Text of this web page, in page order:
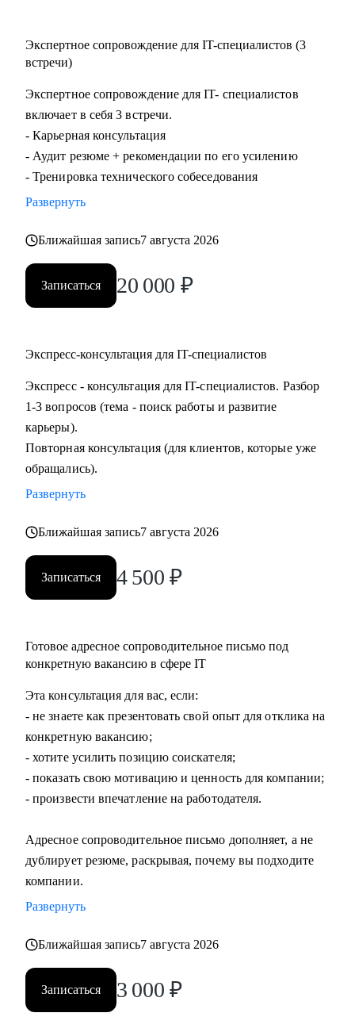
Экспертное сопровождение для IT-специалистов (3
встречи)
Экспертное сопровождение для IT- специалистов
включает в себя 3 встречи.
- Карьерная консультация
- Аудит резюме + рекомендации по его усилению
- Тренировка технического собеседования
Развернуть
Ближайшая запись7 августа 2026
Записаться 20 000 ₽
Экспресс-консультация для IT-специалистов
Экспресс - консультация для IT-специалистов. Разбор
1-3 вопросов (тема - поиск работы и развитие
карьеры).
Повторная консультация (для клиентов, которые уже
обращались).
Развернуть
Ближайшая запись7 августа 2026
Записаться 4 500 ₽
Готовое адресное сопроводительное письмо под
конкретную вакансию в сфере IT
Эта консультация для вас, если:
- не знаете как презентовать свой опыт для отклика на
конкретную вакансию;
- хотите усилить позицию соискателя;
- показать свою мотивацию и ценность для компании;
- произвести впечатление на работодателя.
Адресное сопроводительное письмо дополняет, а не
дублирует резюме, раскрывая, почему вы подходите
компании.
Развернуть
Ближайшая запись7 августа 2026
Записаться 3 000 ₽